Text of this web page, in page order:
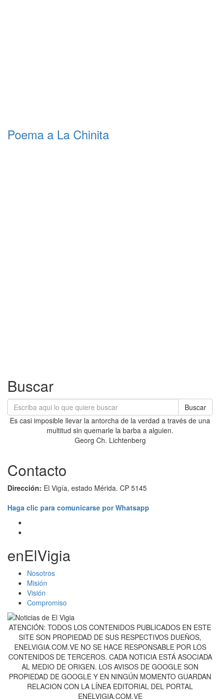
Poema a La Chinita
Buscar
Buscar
Es casi imposible llevar la antorcha de la verdad a través de una
multitud sin quemarle la barba a alguien.
Georg Ch. Lichtenberg
Contacto
Dirección: El Vigía, estado Mérida. CP 5145
Haga clic para comunicarse por Whatsapp
enElVigia
Nosotros
Misión
Visión
Compromiso
ATENCIÓN: TODOS LOS CONTENIDOS PUBLICADOS EN ESTE
SITE SON PROPIEDAD DE SUS RESPECTIVOS DUEÑOS,
ENELVIGIA.COM.VE NO SE HACE RESPONSABLE POR LOS
CONTENIDOS DE TERCEROS. CADA NOTICIA ESTÁ ASOCIADA
AL MEDIO DE ORIGEN. LOS AVISOS DE GOOGLE SON
PROPIEDAD DE GOOGLE Y EN NINGÚN MOMENTO GUARDAN
RELACION CON LA LÍNEA EDITORIAL DEL PORTAL
ENELVIGIA.COM.VE